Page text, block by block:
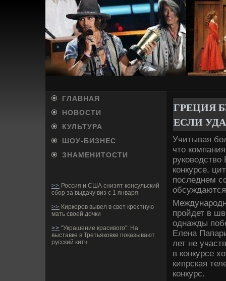
ГЛАВНАЯ
НОВОСТИ
КУЛЬТУРА
ШОУ-БИ­ЗНЕС
ЗНАМЕНИТОСТИ
>> Россия и США снизят консульский
сбор за выдачу виз с 1 января
>> Киркоров вывел в свет крестную
мать своей дочки
>> "Украшение красивого": На
выставке в Третьяковке показывают
русский китч
ГРЕЦИЯ
ЕСЛИ
Учитывая
что
конкурсе,
последнем
пройде­т в
однажды
Елена
лет не
в конкурсе
кипрская
конкурс.